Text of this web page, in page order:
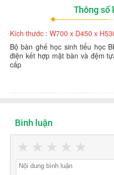
Thông số
Kích thước : W700 x D450 x
Bộ bàn ghế học sinh tiểu học
điện kết hợp mặt bàn và đệm
cấp
Bình luận
★
★
★
★
★